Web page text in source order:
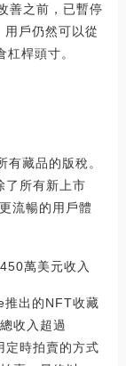
善之前，已暫停
戶仍然可以從
桿頭寸。
藏品的版稅。
所有新上市
流暢的用戶體
萬美元收入
出的NFT收藏
收入超過
時拍賣的方式